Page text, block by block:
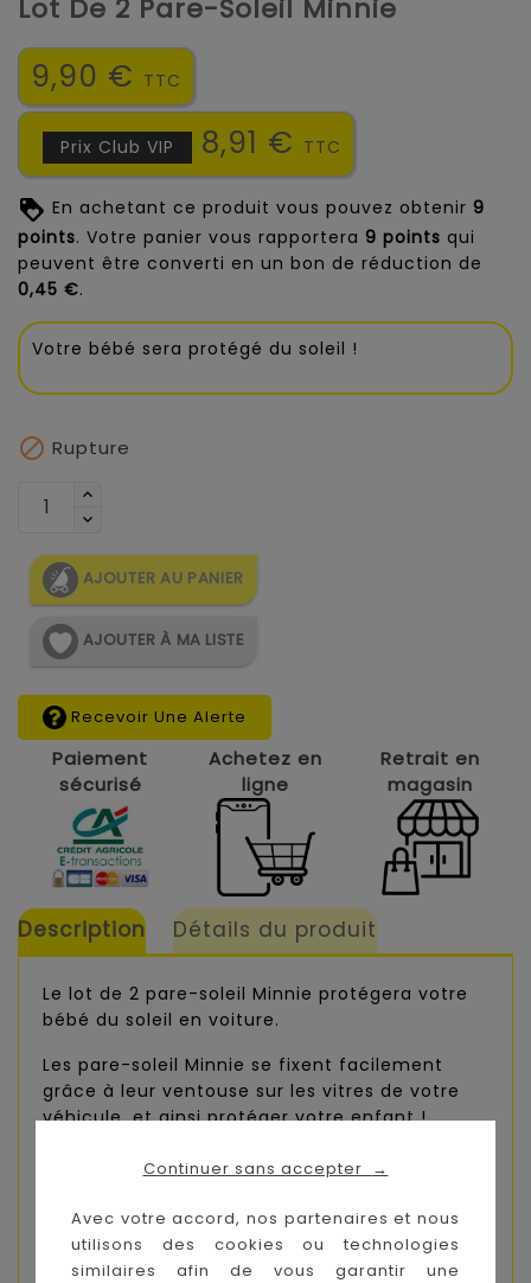
Continuer sans accepter →
Avec votre accord, nos partenaires et nous
utilisons des cookies ou technologies
similaires afin de vous garantir une
Lot De 2 Pare-Soleil Minnie
9,90 € TTC
Prix Club VIP 8,91 € TTC
En achetant ce produit vous pouvez obtenir 9
points. Votre panier vous rapportera 9 points qui
peuvent être converti en un bon de réduction de
0,45 €.
Votre bébé sera protégé du soleil !
 Rupture
AJOUTER AU PANIER
AJOUTER À MA LISTE
Recevoir Une Alerte
Paiement
sécurisé
Achetez en
ligne
Retrait en
magasin
Description Détails du produit
Le lot de 2 pare-soleil Minnie protégera votre
bébé du soleil en voiture.
Les pare-soleil Minnie se fixent facilement
grâce à leur ventouse sur les vitres de votre
véhicule, et ainsi protéger votre enfant !
Caractéristiques :
- vendu par 2
- matière : 100% polyester